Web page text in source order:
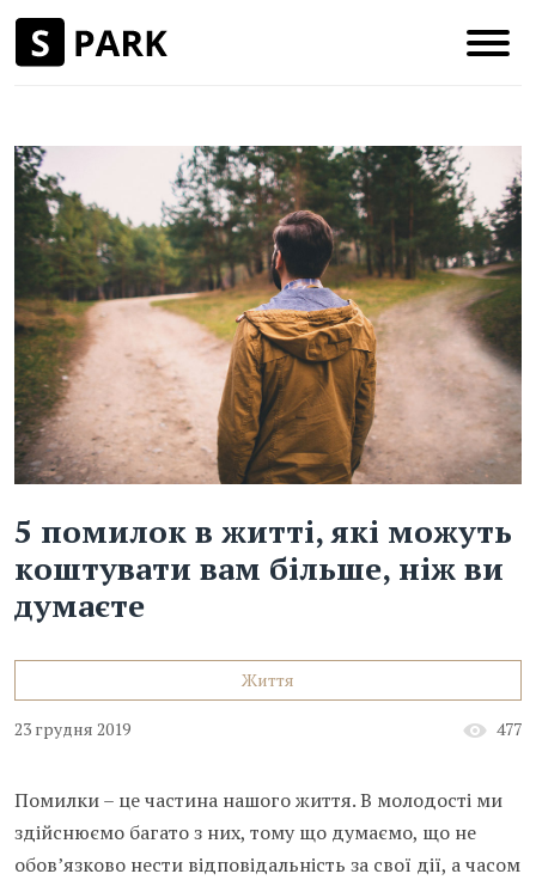
5 помилок в житті, які можуть
коштувати вам більше, ніж ви
думаєте
Життя
23 грудня 2019 477
Помилки – це частина нашого життя. В молодості ми
здійснюємо багато з них, тому що думаємо, що не
обов’язково нести відповідальність за свої дії, а часом